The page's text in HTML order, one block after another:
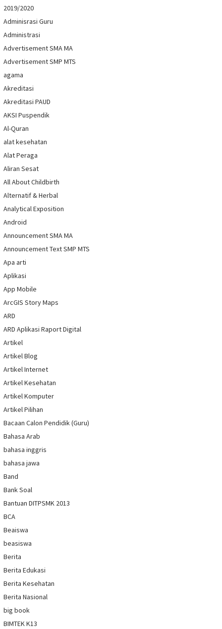
2019/2020
Adminisrasi Guru
Administrasi
Advertisement SMA MA
Advertisement SMP MTS
agama
Akreditasi
Akreditasi PAUD
AKSI Puspendik
Al-Quran
alat kesehatan
Alat Peraga
Aliran Sesat
All About Childbirth
Alternatif & Herbal
Analytical Exposition
Android
Announcement SMA MA
Announcement Text SMP MTS
Apa arti
Aplikasi
App Mobile
ArcGIS Story Maps
ARD
ARD Aplikasi Raport Digital
Artikel
Artikel Blog
Artikel Internet
Artikel Kesehatan
Artikel Komputer
Artikel Pilihan
Bacaan Calon Pendidik (Guru)
Bahasa Arab
bahasa inggris
bahasa jawa
Band
Bank Soal
Bantuan DITPSMK 2013
BCA
Beaiswa
beasiswa
Berita
Berita Edukasi
Berita Kesehatan
Berita Nasional
big book
BIMTEK K13